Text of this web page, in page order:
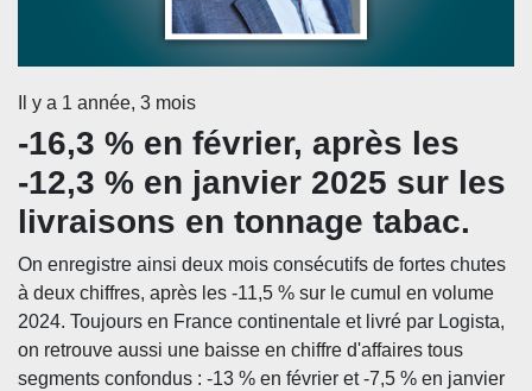
Il y a 1 année, 3 mois
-16,3 % en février, après les
-12,3 % en janvier 2025 sur les
livraisons en tonnage tabac.
On enregistre ainsi deux mois consécutifs de fortes chutes
à deux chiffres, après les -11,5 % sur le cumul en volume
2024. Toujours en France continentale et livré par Logista,
on retrouve aussi une baisse en chiffre d'affaires tous
segments confondus : -13 % en février et -7,5 % en janvier